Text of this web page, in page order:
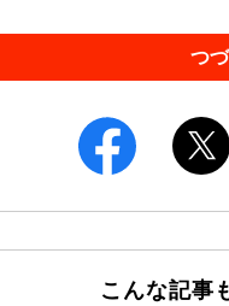
つ
こんな記事